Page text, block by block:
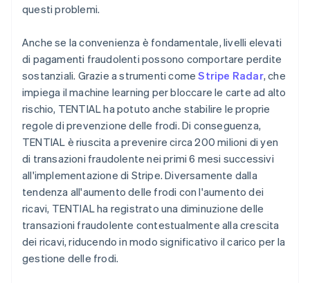
questi problemi.
Anche se la convenienza è fondamentale, livelli elevati
di pagamenti fraudolenti possono comportare perdite
sostanziali. Grazie a strumenti comeStripe Radar, che
impiega il machine learning per bloccare le carte ad alto
rischio, TENTIAL ha potuto anche stabilire le proprie
regole di prevenzione delle frodi. Di conseguenza,
TENTIAL è riuscita a prevenire circa 200 milioni di yen
di transazioni fraudolente nei primi 6 mesi successivi
all'implementazione di Stripe. Diversamente dalla
tendenza all'aumento delle frodi con l'aumento dei
ricavi, TENTIAL ha registrato una diminuzione delle
transazioni fraudolente contestualmente alla crescita
dei ricavi, riducendo in modo significativo il carico per la
gestione delle frodi.